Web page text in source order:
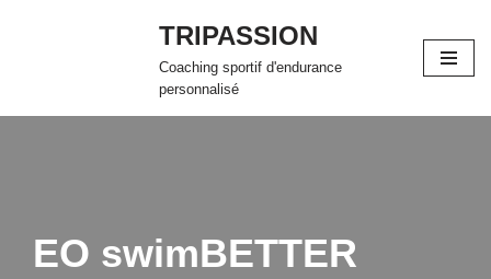
TRIPASSION
Coaching sportif d'endurance
personnalisé
EO swimBETTER